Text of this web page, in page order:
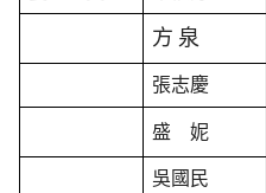
方 泉
張志慶
盛 妮
吳國民